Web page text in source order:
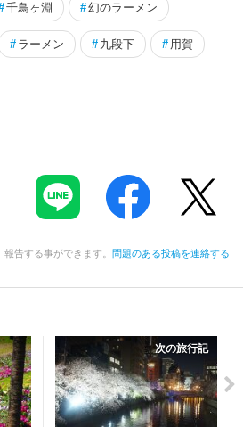
千鳥ヶ淵 #幻のラーメン
# ラーメン # 九段下 # 用賀
告する事ができます。 問題のある投稿を連絡する
次の旅行記